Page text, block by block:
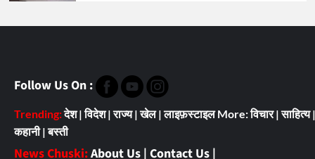
Follow Us On :
Trending:देश|विदेश|राज्य|खेल|लाइफ़स्टाइल More:विचार|साहित्य|
कहानी|बस्ती
News Chuski:About Us | Contact Us |